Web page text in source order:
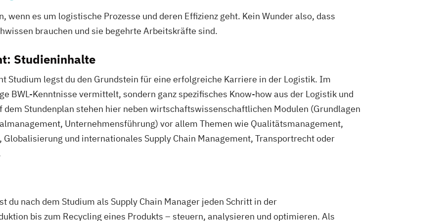
wenn es um logistische Prozesse und deren Effizienz geht. Kein Wunder also, dass
brauchen und sie begehrte Arbeitskräfte sind.
Studieninhalte
Studium legst du den Grundstein für eine erfolgreiche Karriere in der Logistik. Im
BWL-Kenntnisse vermittelt, sondern ganz spezifisches Know-how aus der Logistik und
dem Stundenplan stehen hier neben wirtschaftswissenschaftlichen Modulen (Grundlagen
Unternehmensführung) vor allem Themen wie Qualitätsmanagement,
und internationales Supply Chain Management, Transportrecht oder
du nach dem Studium als Supply Chain Manager jeden Schritt in der
bis zum Recycling eines Produkts – steuern, analysieren und optimieren. Als